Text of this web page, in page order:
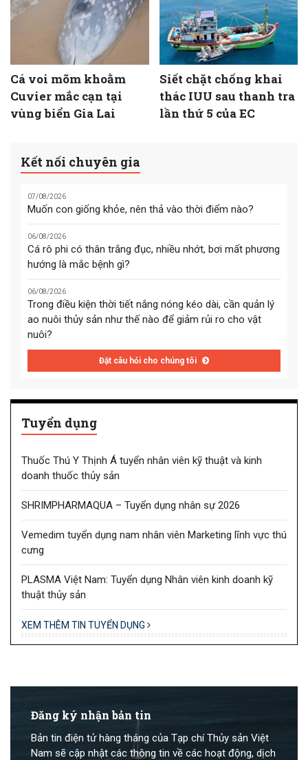
Cá voi mõm khoằm
Cuvier mắc cạn tại
vùng biển Gia Lai
Siết chặt chống khai
thác IUU sau thanh tra
lần thứ 5 của EC
Kết nối chuyên gia
07/08/2026
Muốn con giống khỏe, nên thả vào thời điểm nào?
06/08/2026
Cá rô phi có thân trắng đục, nhiều nhớt, bơi mất phương
hướng là mắc bệnh gì?
06/08/2026
Trong điều kiện thời tiết nắng nóng kéo dài, cần quản lý
ao nuôi thủy sản như thế nào để giảm rủi ro cho vật
nuôi?
Đặt câu hỏi cho chúng tôi
Tuyển dụng
Thuốc Thú Y Thịnh Á tuyển nhân viên kỹ thuật và kinh
doanh thuốc thủy sản
SHRIMPHARMAQUA – Tuyển dụng nhân sự 2026
Vemedim tuyển dụng nam nhân viên Marketing lĩnh vực thú
cưng
PLASMA Việt Nam: Tuyển dụng Nhân viên kinh doanh kỹ
thuật thủy sản
XEM THÊM TIN TUYỂN DỤNG
Đăng ký nhận bản tin
Bản tin điện tử hàng tháng của Tạp chí Thủy sản Việt
Nam sẽ cập nhật các thông tin về các hoạt động, dịch